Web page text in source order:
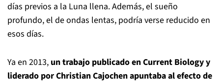
días previos a la Luna llena. Además, el sueño
profundo, el de ondas lentas, podría verse reducido en
esos días.
Ya en 2013, un trabajo publicado en Current Biology y
liderado por Christian Cajochen apuntaba al efecto de